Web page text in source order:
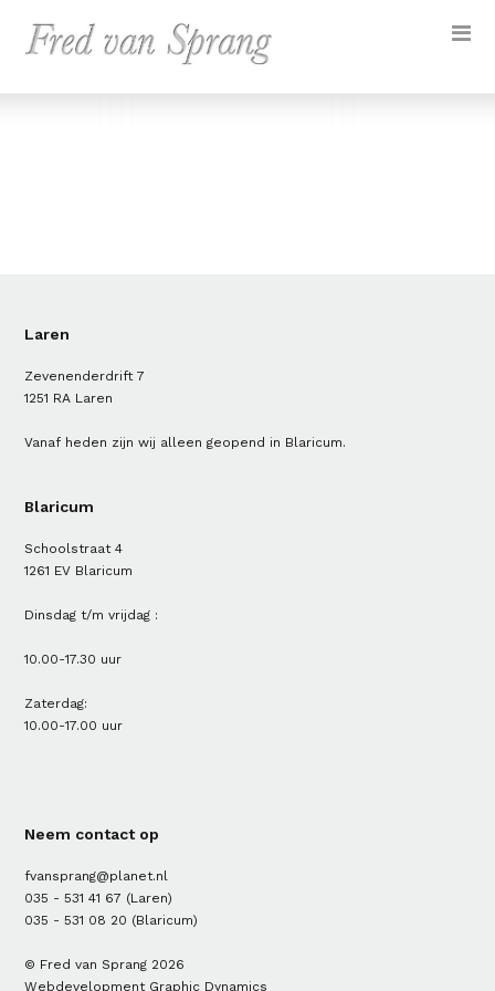
Laren
Zevenenderdrift 7
1251 RA Laren
Vanaf heden zijn wij alleen geopend in Blaricum.
Blaricum
Schoolstraat 4
1261 EV Blaricum
Dinsdag t/m vrijdag :
10.00-17.30 uur
Zaterdag:
10.00-17.00 uur
Neem contact op
fvansprang@planet.nl
035 - 531 41 67 (Laren)
035 - 531 08 20 (Blaricum)
© Fred van Sprang 2026
Webdevelopment Graphic Dynamics